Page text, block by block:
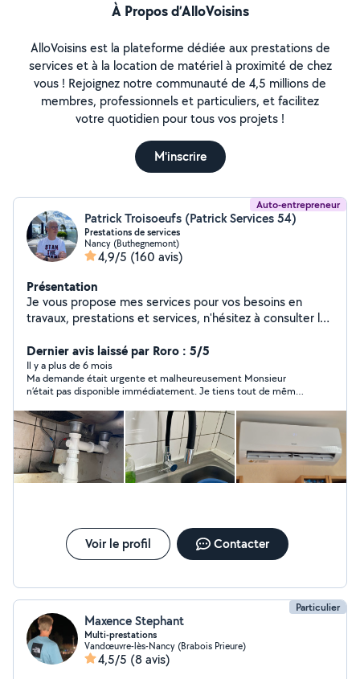
À Propos d’AlloVoisins
AlloVoisins est la plateforme dédiée aux prestations de
services et à la location de matériel à proximité de chez
vous ! Rejoignez notre communauté de 4,5 millions de
membres, professionnels et particuliers, et facilitez
votre quotidien pour tous vos projets !
M'inscrire
Auto-entrepreneur
Patrick Troisoeufs (Patrick Services 54)
Prestations de services
Nancy (Buthegnemont)
4,9/5 (160 avis)
Présentation
Je vous propose mes services pour vos besoins en
travaux, prestations et services, n'hésitez à consulter les
communique aucun tarif sans échange ni connaissance
exacte du besoin. Je me déplace sur le département.
MERCI DE RÉPONDRE AUX PROPOSITIONS QUI VOUS
SONT FAITES RAPPEL : Les demandes en privé par un
client se trouvant hors de notre périmètre
géographique ne peuvent pas avoir une réponse.
Dernier avis laissé par Roro : 5/5
Il y a plus de 6 mois
Ma demande était urgente et malheureusement Monsieur
n’était pas disponible immédiatement. Je tiens tout de même
sa politesse et sa réponse chaleureuse, cela montre déjà je
pense une personne sérieuse et professionnelle. A une
prochaine peut être
Voir le profil Contacter
Particulier
Maxence Stephant
Multi-prestations
Vandœuvre-lès-Nancy (Brabois Prieure)
4,5/5 (8 avis)